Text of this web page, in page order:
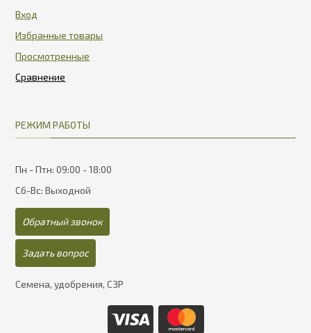
Вход
Избранные товары
Просмотренные
РЕЖИМ РАБОТЫ
Пн - Птн: 09:00 - 18:00
Сб-Вс: Выходной
Обратный звонок
Задать вопрос
Семена, удобрения, СЗР